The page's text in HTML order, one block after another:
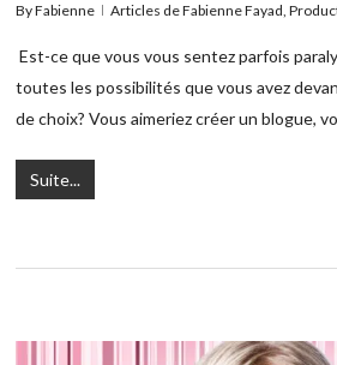
ByFabienne Articles de Fabienne Fayad,
Est-ce que vous vous sentez parfois
toutes les possibilités que vous avez
de choix? Vous aimeriez créer un blogue,
Suite...